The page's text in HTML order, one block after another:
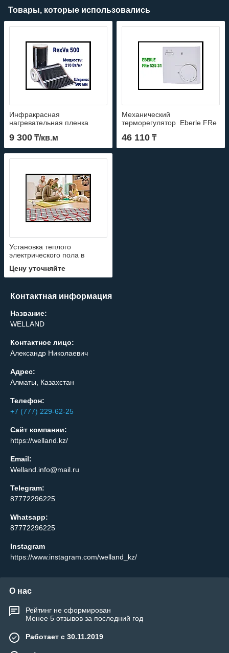
Товары, которые использовались
Инфракрасная
нагревательная пленка
мм., мощность: 210 Вт/м2)
9 300 ₸/кв.м
Механический
терморегулятор Eberle FRe
46 110 ₸
Установка теплого
электрического пола в
Цену уточняйте
Контактная информация
Название:
WELLAND
Контактное лицо:
Александр Николаевич
Адрес:
Алматы, Казахстан
Телефон:
+7 (777) 229-62-25
Сайт компании:
https://welland.kz/
Email:
Welland.info@mail.ru
Telegram:
87772296225
Whatsapp:
87772296225
Instagram
https://www.instagram.com/welland_kz/
О нас
Рейтинг не сформирован
Менее 5 отзывов за последний год
Работает с 30.11.2019